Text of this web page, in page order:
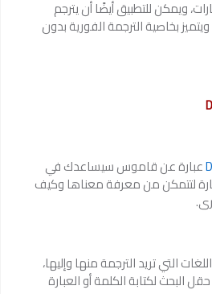
ويمكن للتطبيق أيضًا أن يترجم
بخاصية الترجمة الفورية بدون
عبارة عن قاموس سيساعدك في
لتتمكن من معرفة معناها وكيف
التي تريد الترجمة منها وإليها،
البحث لكتابة الكلمة أو العبارة